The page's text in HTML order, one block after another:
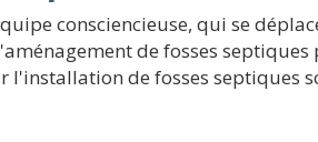
consciencieuse, qui se
de fosses
l'installation de fosses septiques